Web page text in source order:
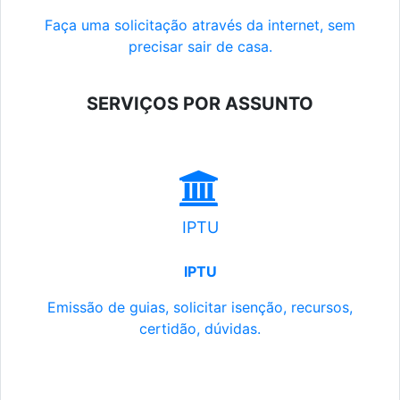
Faça uma solicitação através da internet, sem
precisar sair de casa.
SERVIÇOS POR ASSUNTO
IPTU
IPTU
Emissão de guias, solicitar isenção, recursos,
certidão, dúvidas.